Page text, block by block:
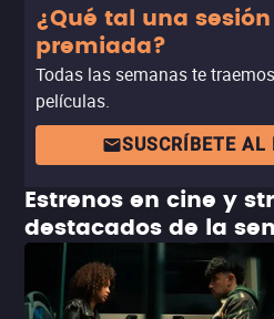
¿Qué tal una
premiada?
Todas las semanas te
películas.
SUSCRÍBETE AL
Estrenos en cine y
destacados de la